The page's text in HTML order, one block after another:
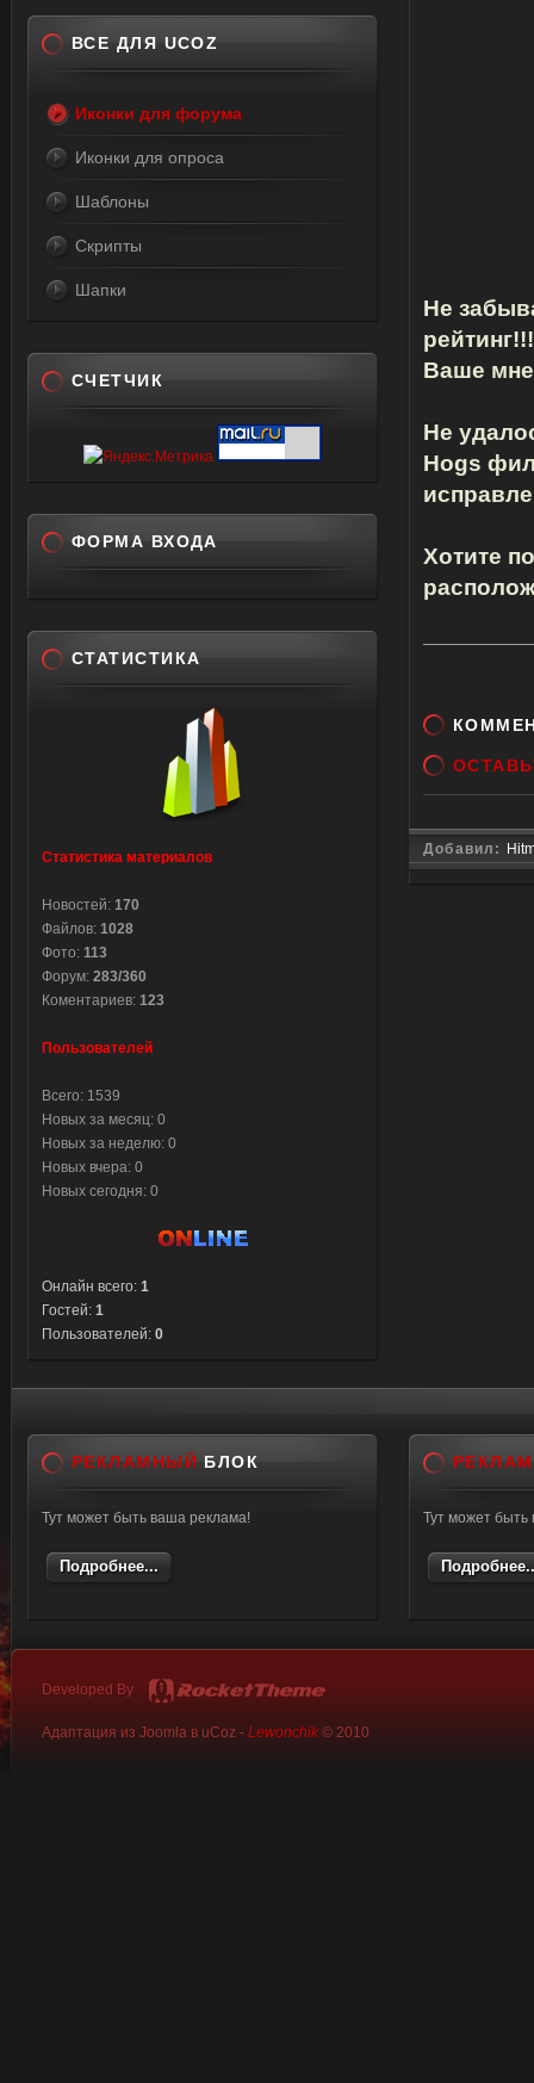
Не
рейтинг!!!
Ваше
Не
Hogs
Хотите
Добавил:
ВСЕ ДЛЯ UCOZ
Иконки для форума
Иконки для опроса
Шаблоны
Скрипты
Шапки
СЧЕТЧИК
ФОРМА ВХОДА
СТАТИСТИКА
Статистика материалов
Новостей: 170
Файлов: 1028
Фото: 113
Форум: 283/360
Коментариев: 123
Пользователей
Всего: 1539
Новых за месяц: 0
Новых за неделю: 0
Новых вчера: 0
Новых сегодня: 0
Онлайн всего: 1
Гостей: 1
Пользователей: 0
РЕКЛАМНЫЙ БЛОК
Тут может быть ваша реклама!
Подробнее...
Тут может
Developed By
Адаптация из Joomla в uCoz - Lewonchik© 2010